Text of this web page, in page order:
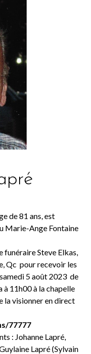
de 81 ans, est
Marie-Ange Fontaine
funéraire Steve Elkas,
Qc pour recevoir les
5 août 2023 de
à 11h00 à la chapelle
la visionner en direct
77777
: Johanne Lapré,
Lapré (Sylvain